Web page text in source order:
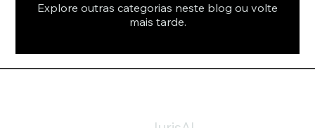
Explore outras categorias neste blog ou volte
mais tarde.